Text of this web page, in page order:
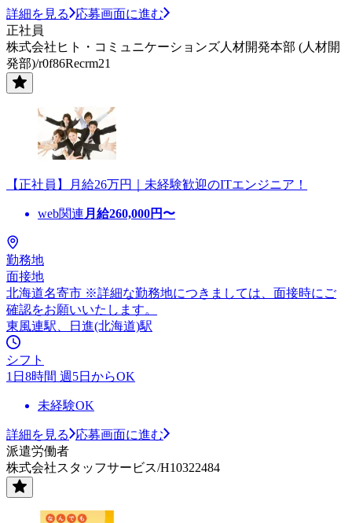
詳細を見る
応募画面に進む
正社員
株式会社ヒト・コミュニケーションズ人材開発本部 (人材開
発部)/r0f86Recrm21
【正社員】月給26万円｜未経験歓迎のITエンジニア！
web関連 月給260,000円〜
勤務地
面接地
北海道名寄市 ※詳細な勤務地につきましては、面接時にご
確認をお願いいたします。
東風連駅、日進(北海道)駅
シフト
1日8時間 週5日からOK
未経験OK
詳細を見る
応募画面に進む
派遣労働者
株式会社スタッフサービス/H10322484